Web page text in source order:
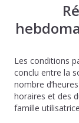
Les conditions
conclu entre la
nombre
horaires et des
famille